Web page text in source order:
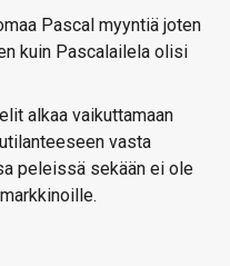
Pascal myyntiä joten
kuin Pascalailela olisi
alkaa vaikuttamaan
vasta
peleissä sekään ei ole